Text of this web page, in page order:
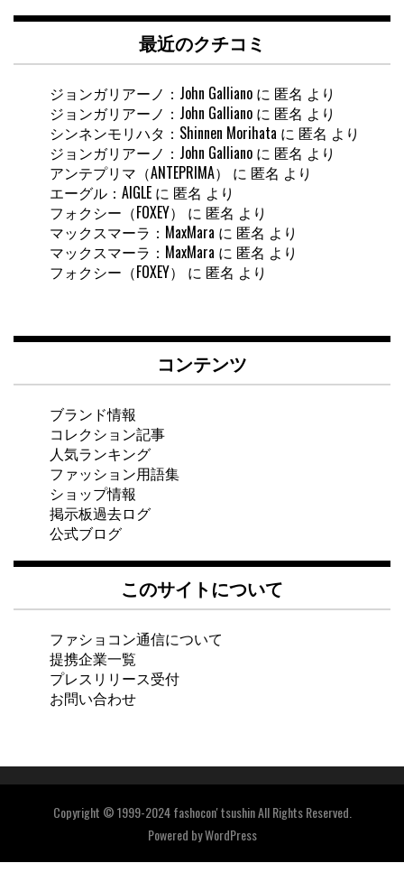
最近のクチコミ
ジョンガリアーノ：John Galliano に 匿名 より
ジョンガリアーノ：John Galliano に 匿名 より
シンネンモリハタ：Shinnen Morihata に 匿名 より
ジョンガリアーノ：John Galliano に 匿名 より
アンテプリマ（ANTEPRIMA）
に 匿名 より
エーグル：AIGLE に 匿名 より
フォクシー（FOXEY）
に 匿名 より
マックスマーラ：MaxMara に 匿名 より
マックスマーラ：MaxMara に 匿名 より
フォクシー（FOXEY）
に 匿名 より
コンテンツ
ブランド情報
コレクション記事
人気ランキング
ファッション用語集
ショップ情報
掲示板過去ログ
公式ブログ
このサイトについて
ファショコン通信について
提携企業一覧
プレスリリース受付
お問い合わせ
Copyright © 1999-2024 fashocon' tsushin All Rights Reserved.
Powered byWordPress